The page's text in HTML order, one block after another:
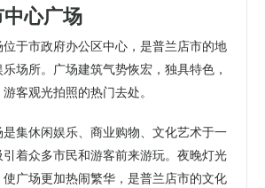
心广场
于市政府办公区中心，是普兰店市的地
场所。广场建筑气势恢宏，独具特色，
客观光拍照的热门去处。
集休闲娱乐、商业购物、文化艺术于一
着众多市民和游客前来游玩。夜晚灯光
广场更加热闹繁华，是普兰店市的文化